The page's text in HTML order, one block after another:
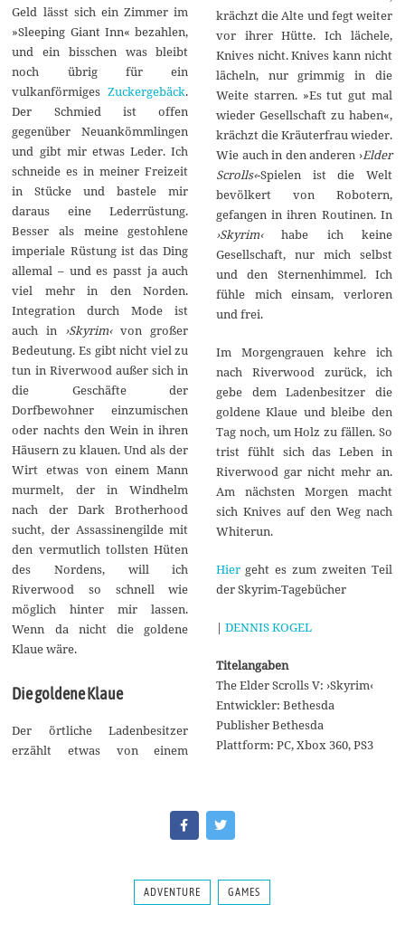
Geld lässt sich ein Zimmer im
»Sleeping Giant Inn« bezahlen,
und ein bisschen was bleibt
noch übrig für ein
vulkanförmigesZuckergebäck.
Der Schmied ist offen
gegenüber Neuankömmlingen
und gibt mir etwas Leder. Ich
schneide es in meiner Freizeit
in Stücke und bastele mir
daraus eine Lederrüstung.
Besser als meine gestohlene
imperiale Rüstung ist das Ding
allemal – und es passt ja auch
viel mehr in den Norden.
Integration durch Mode ist
auch in ›Skyrim‹von großer
Bedeutung. Es gibt nicht viel zu
tun in Riverwood außer sich in
die Geschäfte der
Dorfbewohner einzumischen
oder nachts den Wein in ihren
Häusern zu klauen. Und als der
Wirt etwas von einem Mann
murmelt, der in Windhelm
nach der Dark Brotherhood
sucht, der Assassinengilde mit
den vermutlich tollsten Hüten
des Nordens, will ich
Riverwood so schnell wie
möglich hinter mir lassen.
Wenn da nicht die goldene
Klaue wäre.
Die goldene Klaue
Der örtliche Ladenbesitzer
erzählt etwas von einem
krächzt die Alte und fegt weiter
vor ihrer Hütte. Ich lächele,
Knives nicht. Knives kann nicht
lächeln, nur grimmig in die
Weite starren. »Es tut gut mal
wieder Gesellschaft zu haben«,
krächzt die Kräuterfrau wieder.
Wie auch in den anderen ›Elder
Scrolls‹-Spielen ist die Welt
bevölkert von Robotern,
gefangen in ihren Routinen. In
›Skyrim‹habe ich keine
Gesellschaft, nur mich selbst
und den Sternenhimmel. Ich
fühle mich einsam, verloren
und frei.
Im Morgengrauen kehre ich
nach Riverwood zurück, ich
gebe dem Ladenbesitzer die
goldene Klaue und bleibe den
Tag noch, um Holz zu fällen. So
trist fühlt sich das Leben in
Riverwood gar nicht mehr an.
Am nächsten Morgen macht
sich Knives auf den Weg nach
Whiterun.
Hier geht es zum zweiten Teil
der Skyrim-Tagebücher
| DENNIS KOGEL
Titelangaben
The Elder Scrolls V: ›Skyrim‹
Entwickler: Bethesda
Publisher Bethesda
Plattform: PC, Xbox 360, PS3
ADVENTURE GAMES